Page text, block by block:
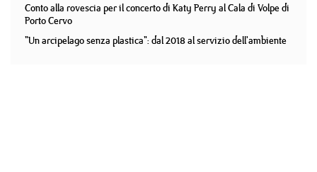
Conto alla rovescia per il concerto di Katy Perry al Cala di Volpe di
Porto Cervo
"Un arcipelago senza plastica": dal 2018 al servizio dell'ambiente